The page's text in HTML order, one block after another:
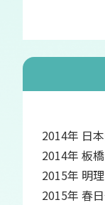
2014年 日
2014年 板
2015年 明
2015年 春